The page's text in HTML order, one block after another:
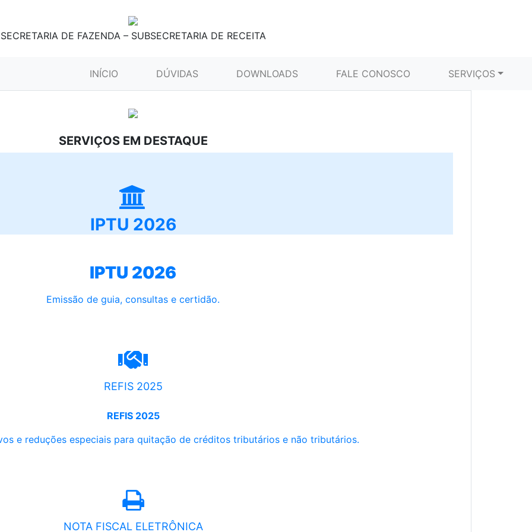
SECRETARIA DE FAZENDA – SUBSECRETARIA DE RECEITA
INÍCIO (CURRENT)DÚVIDAS DOWNLOADS FALE CONOSCO SERVIÇOS
SERVIÇOS EM DESTAQUE
IPTU 2026
IPTU 2026
Emissão de guia, consultas e certidão.
REFIS 2025
REFIS 2025
e reduções especiais para quitação de créditos tributários e não tributários.
NOTA FISCAL ELETRÔNICA